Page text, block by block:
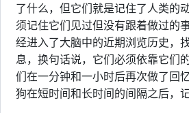
了什么，但它们就是记住了人类的
须记住它们见过但没有跟着做过的
经进入了大脑中的近期浏览历史，
息，换句话说，它们必须依靠它们
们在一分钟和一小时后再次做了回
狗在短时间和长时间的间隔之后，